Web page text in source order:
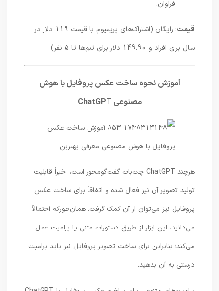
: رایگان (اشتراک‌های پریمیوم با قیمت 119 دلار در
سال برای افراد و 149.90 دلار برای تیم‌ها تا 5 نفر)
آموزش نحوه ساخت عکس پروفایل با هوش
مصنوعی ChatGPT
هرچند ChatGPT چت‌بات گفت‌گومحور است، اخیراً قابلیت
تولید تصویر آن نیز فعال شده و اتفاقاً برای ساخت عکس
پروفایل نیز می‌توان از آن کمک گرفت. همان‌طورکه احتمالاً
می‌دانید، این ابزار از طریق دستورات متنی یا پرامپت عمل
می‌کند؛ بنابراین برای ساخت تصویر پروفایل نیز باید پرامپت
درستی به آن بدهید.